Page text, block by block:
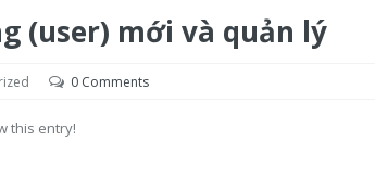
(user) mới và quản lý
0 Comments
this entry!